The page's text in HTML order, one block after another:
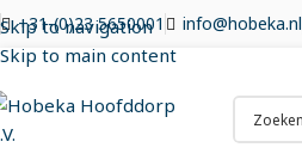
Skip to navigation
Skip to main content
+31-(0)23 5650001 info@hobeka.nl